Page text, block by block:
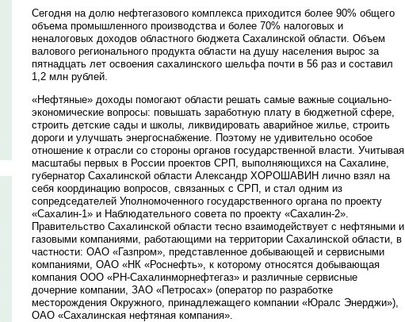
Сегодня на долю нефтегазового комплекса приходится более 90% общего
объема промышленного производства и более 70% налоговых и
неналоговых доходов областного бюджета Сахалинской области. Объем
валового регионального продукта области на душу населения вырос за
пятнадцать лет освоения сахалинского шельфа почти в 56 раз и составил
1,2 млн рублей.
«Нефтяные» доходы помогают области решать самые важные социально-
экономические вопросы: повышать заработную плату в бюджетной сфере,
строить детские сады и школы, ликвидировать аварийное жилье, строить
дороги и улучшать энергоснабжение. Поэтому не удивительно особое
отношение к отрасли со стороны органов государственной власти. Учитывая
масштабы первых в России проектов СРП, выполняющихся на Сахалине,
губернатор Сахалинской области Александр ХОРОШАВИН лично взял на
себя координацию вопросов, связанных с СРП, и стал одним из
сопредседателей Уполномоченного государственного органа по проекту
«Сахалин-1» и Наблюдательного совета по проекту «Сахалин-2».
Правительство Сахалинской области тесно взаимодействует с нефтяными и
газовыми компаниями, работающими на территории Сахалинской области, в
частности: ОАО «Газпром», представленное добывающей и сервисными
компаниями, ОАО «НК «Роснефть», к которому относятся добывающая
компания ООО «РН-Сахалинморнефтегаз» и различные сервисные
дочерние компании, ЗАО «Петросах» (оператор по разработке
месторождения Окружного, принадлежащего компании «Юралс Энерджи»),
ОАО «Сахалинская нефтяная компания».